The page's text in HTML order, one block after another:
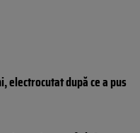
electrocutat după ce a pus